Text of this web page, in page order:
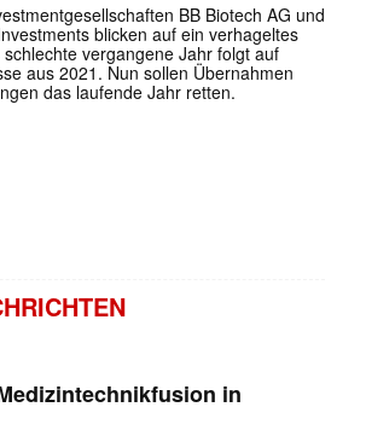
BB Biotech AG und
blicken auf ein verhageltes
vergangene Jahr folgt auf
aus 2021. Nun sollen Übernahmen
das laufende Jahr retten.
in